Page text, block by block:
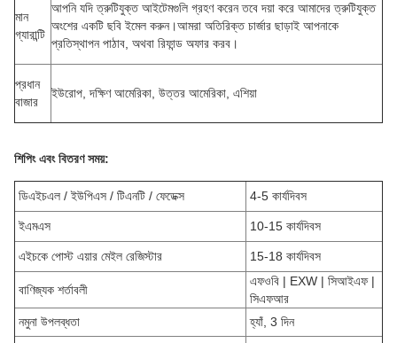
মান
গ্যারান্টি
আপনি যদি ত্রুটিযুক্ত আইটেমগুলি গ্রহণ করেন তবে দয়া করে আমাদের ত্রুটিযুক্ত
অংশের একটি ছবি ইমেল করুন।আমরা অতিরিক্ত চার্জার ছাড়াই আপনাকে
প্রতিস্থাপন পাঠাব, অথবা রিফান্ড অফার করব।
প্রধান
বাজার
ইউরোপ, দক্ষিণ আমেরিকা, উত্তর আমেরিকা, এশিয়া
শিপিং এবং বিতরণ সময়:
ডিএইচএল / ইউপিএস / টিএনটি / ফেডেক্স 4-5 কার্যদিবস
ইএমএস 10-15 কার্যদিবস
এইচকে পোস্ট এয়ার মেইল ​​রেজিস্টার 15-18 কার্যদিবস
বাণিজ্যক শর্তাবলী
এফওবি | EXW | সিআইএফ |
সিএফআর
নমুনা উপলব্ধতা
হ্যাঁ, 3 দিন